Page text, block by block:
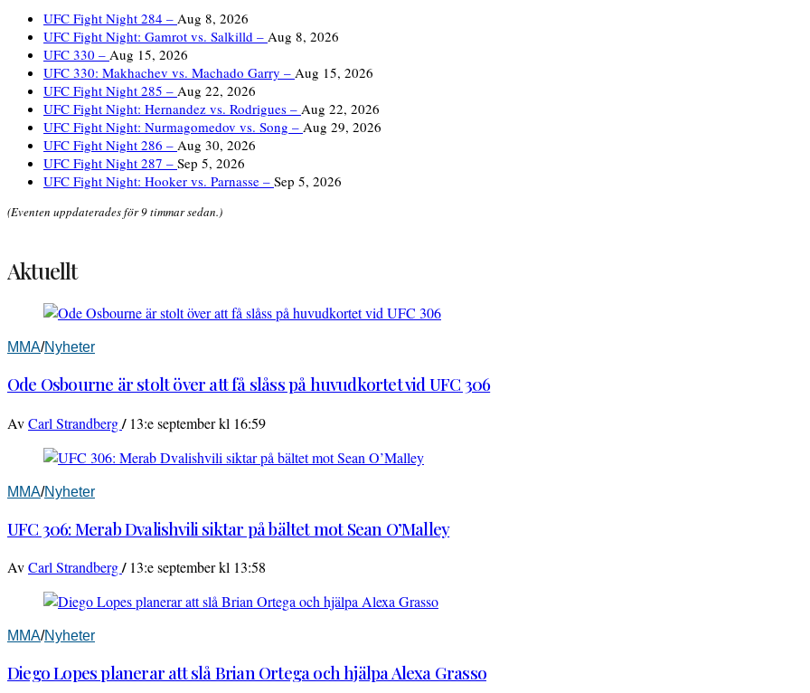
UFC Fight Night 284 – Aug 8, 2026
UFC Fight Night: Gamrot vs. Salkilld – Aug 8, 2026
UFC 330 – Aug 15, 2026
UFC 330: Makhachev vs. Machado Garry – Aug 15, 2026
UFC Fight Night 285 – Aug 22, 2026
UFC Fight Night: Hernandez vs. Rodrigues – Aug 22, 2026
UFC Fight Night: Nurmagomedov vs. Song – Aug 29, 2026
UFC Fight Night 286 – Aug 30, 2026
UFC Fight Night 287 – Sep 5, 2026
UFC Fight Night: Hooker vs. Parnasse – Sep 5, 2026
(Eventen uppdaterades för 9 timmar sedan.)
Aktuellt
MMA/Nyheter
Ode Osbourne är stolt över att få slåss på huvudkortet vid UFC 306
AvCarl Strandberg/ 13:e september kl 16:59
MMA/Nyheter
UFC 306: Merab Dvalishvili siktar på bältet mot Sean O’Malley
AvCarl Strandberg/ 13:e september kl 13:58
MMA/Nyheter
Diego Lopes planerar att slå Brian Ortega och hjälpa Alexa Grasso